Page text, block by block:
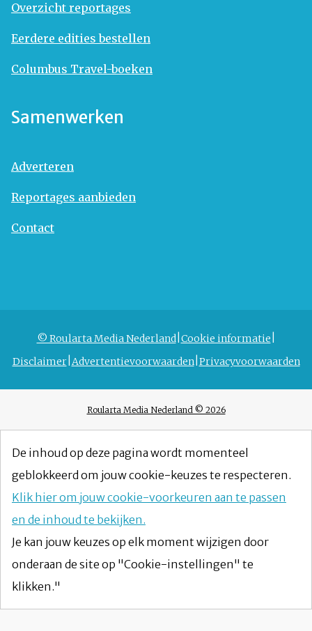
Overzicht reportages
Eerdere edities bestellen
Columbus Travel-boeken
Samenwerken
Adverteren
Reportages aanbieden
Contact
© Roularta Media Nederland Cookie informatie
Disclaimer Advertentievoorwaarden Privacyvoorwaarden
Roularta Media Nederland © 2026
De inhoud op deze pagina wordt momenteel
geblokkeerd om jouw cookie-keuzes te respecteren.
Klik hier om jouw cookie-voorkeuren aan te passen
en de inhoud te bekijken.
Je kan jouw keuzes op elk moment wijzigen door
onderaan de site op "Cookie-instellingen" te
klikken."